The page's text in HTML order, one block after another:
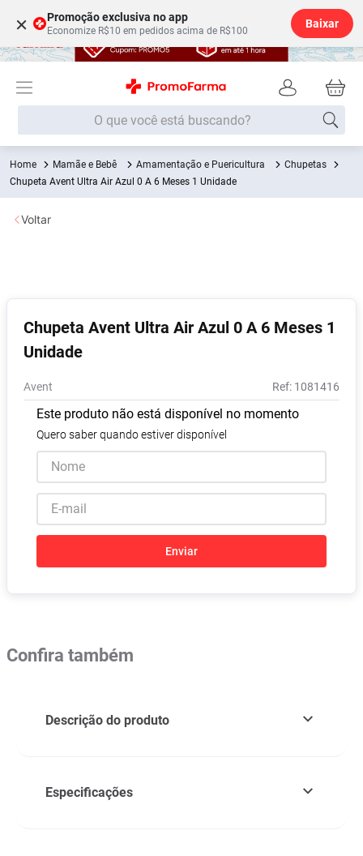
× Promoção exclusiva no app
Economize R$10 em pedidos acima de R$100
Baixar
O que você está buscando?
Mamãe e Bebê Amamentação e Puericultura
Chupetas
Chupeta Avent Ultra Air Azul 0 A 6 Meses 1 Unidade
Chupeta Avent Ultra Air Azul 0 A 6 Meses 1
Unidade
Avent : 1081416
Este produto não está disponível no momento
Quero saber quando estiver disponível
Enviar
Voltar
Confira também
Descrição do produto
Especificações
Termos mais buscados
1º Fralda
2
6 º Desodorante
7º Shampoo
8
9º Pampers Confort Sec
10º Lavitan